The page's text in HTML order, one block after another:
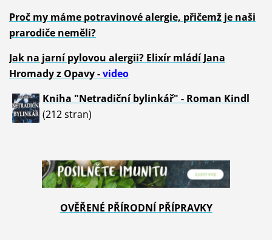
Proč my máme potravinové alergie, přičemž je naši
prarodiče neměli?
Jak na jarní pylovou alergii? Elixír mládí Jana
Hromady z Opavy -video
Kniha "Netradiční bylinkář" - Roman Kindl
(212 stran)
OVĚŘENÉ PŘÍRODNÍ PŘÍPRAVKY